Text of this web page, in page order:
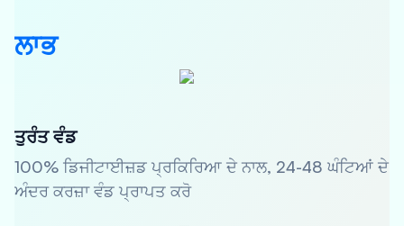
ਲਾਭ
ਤੁਰੰਤ ਵੰਡ
100% ਡਿਜੀਟਾਈਜ਼ਡ ਪ੍ਰਕਿਰਿਆ ਦੇ ਨਾਲ, 24-48 ਘੰਟਿਆਂ ਦੇ
ਅੰਦਰ ਕਰਜ਼ਾ ਵੰਡ ਪ੍ਰਾਪਤ ਕਰੋ